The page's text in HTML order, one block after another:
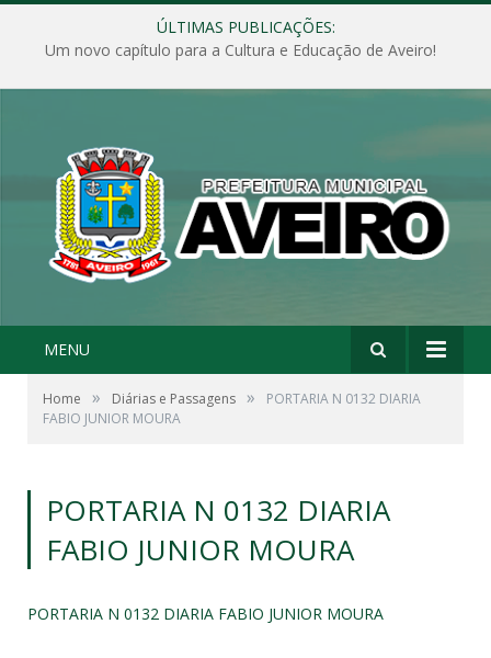
ÚLTIMAS PUBLICAÇÕES:
Um novo capítulo para a Cultura e Educação de Aveiro!
MENU
Home » Diárias e Passagens »
PORTARIA N 0132 DIARIA
FABIO JUNIOR MOURA
PORTARIA N 0132 DIARIA
FABIO JUNIOR MOURA
PORTARIA N 0132 DIARIA FABIO JUNIOR MOURA